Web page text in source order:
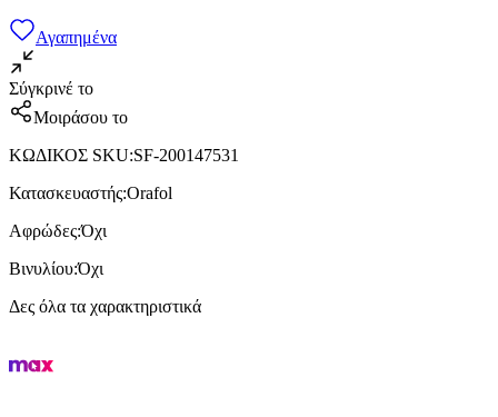
Αγαπημένα
Σύγκρινέ το
Μοιράσου το
ΚΩΔΙΚΟΣ SKU:SF-200147531
Κατασκευαστής:Orafol
Αφρώδες:Όχι
Βινυλίου:Όχι
Δες όλα τα χαρακτηριστικά